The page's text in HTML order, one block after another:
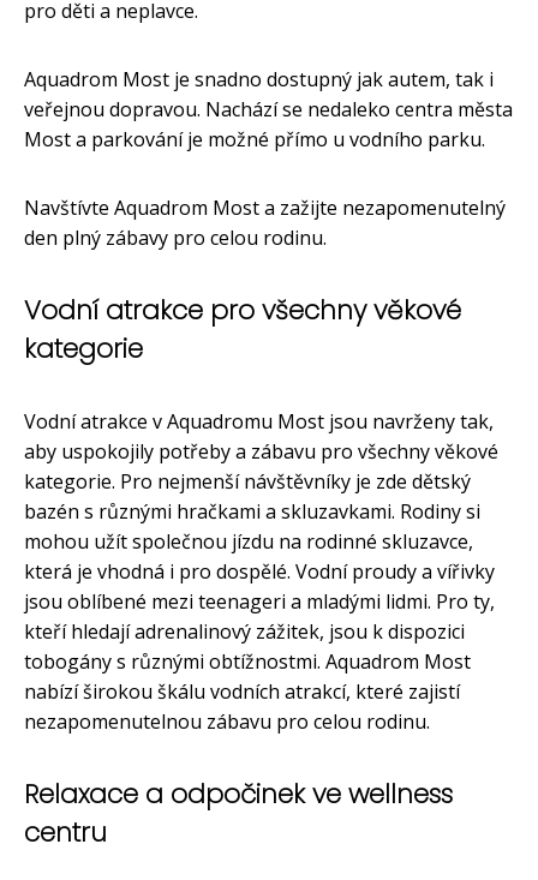
pro děti a neplavce.
Aquadrom Most je snadno dostupný jak autem, tak i
veřejnou dopravou. Nachází se nedaleko centra města
Most a parkování je možné přímo u vodního parku.
Navštívte Aquadrom Most a zažijte nezapomenutelný
den plný zábavy pro celou rodinu.
Vodní atrakce pro všechny věkové
kategorie
Vodní atrakce v Aquadromu Most jsou navrženy tak,
aby uspokojily potřeby a zábavu pro všechny věkové
kategorie. Pro nejmenší návštěvníky je zde dětský
bazén s různými hračkami a skluzavkami. Rodiny si
mohou užít společnou jízdu na rodinné skluzavce,
která je vhodná i pro dospělé. Vodní proudy a vířivky
jsou oblíbené mezi teenageri a mladými lidmi. Pro ty,
kteří hledají adrenalinový zážitek, jsou k dispozici
tobogány s různými obtížnostmi. Aquadrom Most
nabízí širokou škálu vodních atrakcí, které zajistí
nezapomenutelnou zábavu pro celou rodinu.
Relaxace a odpočinek ve wellness
centru